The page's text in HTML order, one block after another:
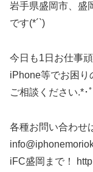
岩手県盛岡市、盛
です(*´`)
今日も1日お仕事頑
iPhone等でお困り
ご相談ください.*･
各種お問い合わせ
iFC盛岡まで！